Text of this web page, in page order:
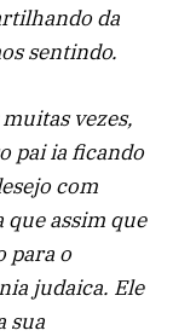
da
sentindo.
vezes,
pai ia ficando
com
que assim que
para o
judaica. Ele
sua